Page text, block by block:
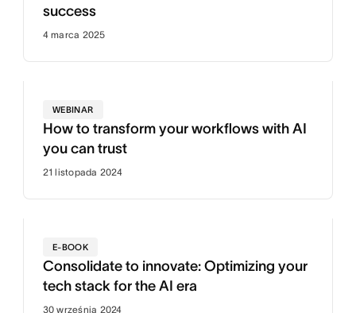
success
4 marca 2025
WEBINAR
How to transform your workflows with AI
you can trust
21 listopada 2024
E-BOOK
Consolidate to innovate: Optimizing your
tech stack for the AI era
30 września 2024